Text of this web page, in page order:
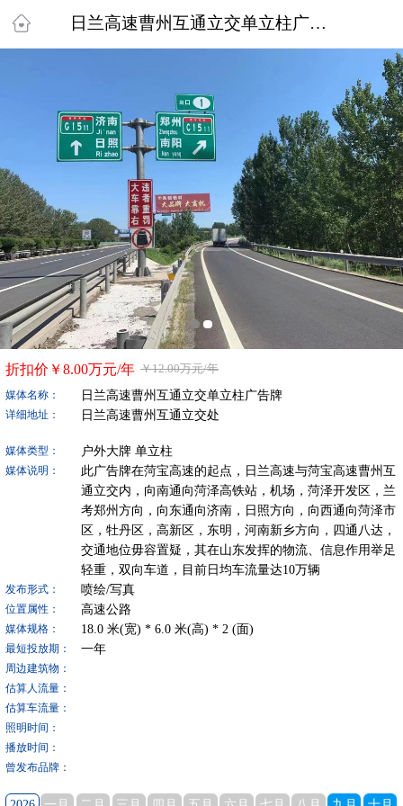
日兰高速曹州互通立交单立柱广告牌
折扣价￥8.00万元/年 ￥12.00万元/年
媒体名称： 日兰高速曹州互通立交单立柱广告牌
详细地址： 日兰高速曹州互通立交处
媒体类型： 户外大牌 单立柱
媒体说明：
此广告牌在菏宝高速的起点，日兰高速与菏宝高速曹州互
通立交内，向南通向菏泽高铁站，机场，菏泽开发区，兰
考郑州方向，向东通向济南，日照方向，向西通向菏泽市
区，牡丹区，高新区，东明，河南新乡方向，四通八达，
交通地位毋容置疑，其在山东发挥的物流、信息作用举足
轻重，双向车道，目前日均车流量达10万辆
发布形式： 喷绘/写真
位置属性： 高速公路
媒体规格： 18.0米(宽) * 6.0米(高) * 2 (面)
最短投放期： 一年
周边建筑物：
估算人流量：
估算车流量：
照明时间：
播放时间：
曾发布品牌：